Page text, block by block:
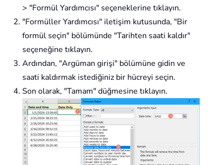
> "Formül Yardımcısı" seçeneklerine tıklayın.
"Formüller Yardımcısı" iletişim kutusunda, "Bir
formül seçin" bölümünde "Tarihten saati kaldır"
seçeneğine tıklayın.
Ardından, "Argüman girişi" bölümüne gidin ve
saati kaldırmak istediğiniz bir hücreyi seçin.
Son olarak, "Tamam" düğmesine tıklayın.